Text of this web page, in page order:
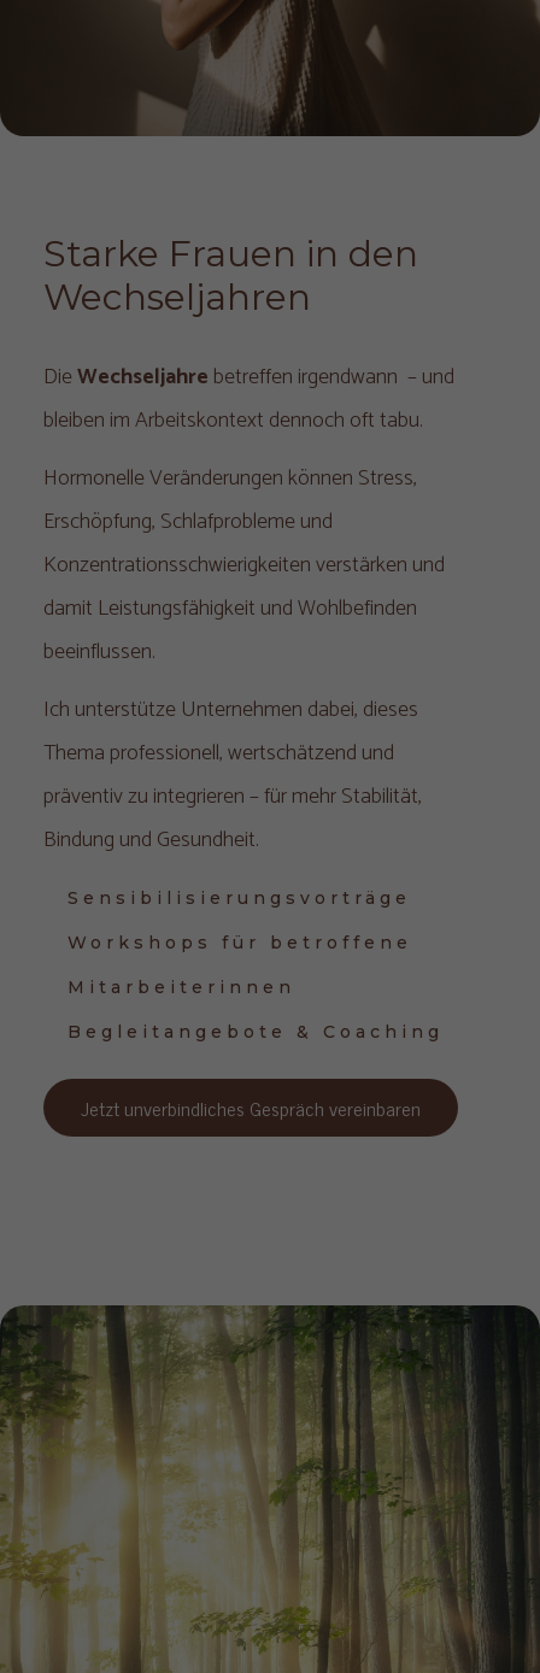
Starke Frauen in den
Wechseljahren
DieWechseljahre betreffen irgendwann – und
bleiben im Arbeitskontext dennoch oft tabu.
Hormonelle Veränderungen können Stress,
Erschöpfung, Schlafprobleme und
Konzentrationsschwierigkeiten verstärken und
damit Leistungsfähigkeit und Wohlbefinden
beeinflussen.
Ich unterstütze Unternehmen dabei, dieses
Thema professionell, wertschätzend und
präventiv zu integrieren – für mehr Stabilität,
Bindung und Gesundheit.
Sensibilisierungsvorträge
Workshops für betroffene
Mitarbeiterinnen
Begleitangebote & Coaching
Jetzt unverbindliches Gespräch vereinbaren